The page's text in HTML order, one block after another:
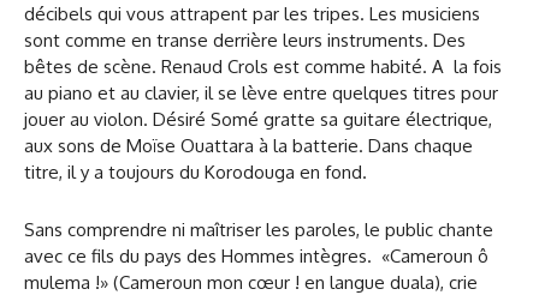
décibels qui vous attrapent par les tripes. Les musiciens
sont comme en transe derrière leurs instruments. Des
bêtes de scène. Renaud Crols est comme habité. A la fois
au piano et au clavier, il se lève entre quelques titres pour
jouer au violon. Désiré Somé gratte sa guitare électrique,
aux sons de Moïse Ouattara à la batterie. Dans chaque
titre, il y a toujours du Korodouga en fond.
Sans comprendre ni maîtriser les paroles, le public chante
avec ce fils du pays des Hommes intègres. «Cameroun ô
mulema !» (Cameroun mon cœur ! en langue duala), crie